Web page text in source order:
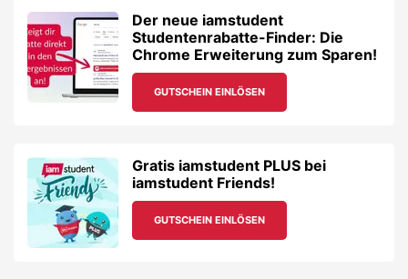
Der neue iamstudent
Studentenrabatte-Finder: Die
Chrome Erweiterung zum Sparen!
GUTSCHEIN EINLÖSEN
Gratis iamstudent PLUS bei
iamstudent Friends!
GUTSCHEIN EINLÖSEN